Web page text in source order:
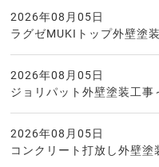
2026年08月05日
ラグゼMUKIトップ外壁塗
2026年08月05日
ジョリパット外壁塗装工事
2026年08月05日
コンクリート打放し外壁